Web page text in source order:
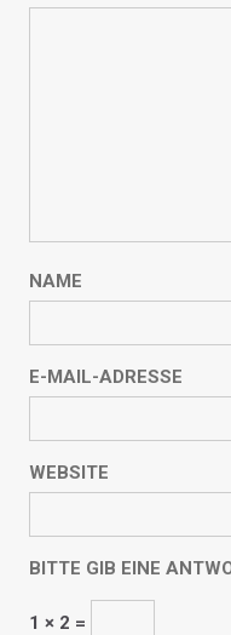
NAME
E-MAIL-ADRESSE
WEBSITE
BITTE GIB EINE
1 × 2 =